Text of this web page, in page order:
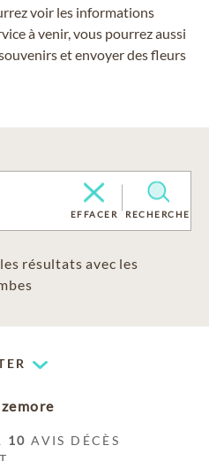
voir les informations
à venir, vous pourrez aussi
et envoyer des fleurs
EFFACER RECHERCHE
résultats avec les
10 AVIS DÉCÈS